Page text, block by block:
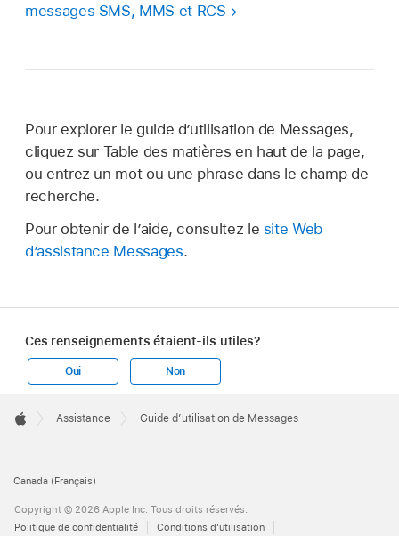
messages SMS, MMS et RCS
Pour explorer le guide d’utilisation de Messages,
cliquez sur Table des matières en haut de la page,
ou entrez un mot ou une phrase dans le champ de
recherche.
Pour obtenir de l’aide, consultez le site Web
d’assistance Messages.
Ces renseignements étaient-ils utiles?
Oui Non
Footer

Assistance Guide d’utilisation de Messages
Canada (Français)
Copyright © 2026 Apple Inc. Tous droits réservés.
Politique de confidentialité
Conditions d’utilisation